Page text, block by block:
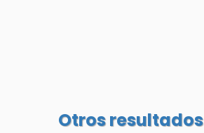
Otros resultados